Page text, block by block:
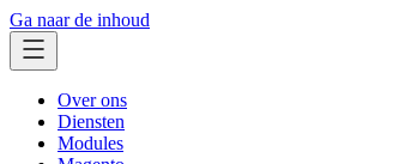
Ga naar de inhoud
Over ons
Diensten
Modules